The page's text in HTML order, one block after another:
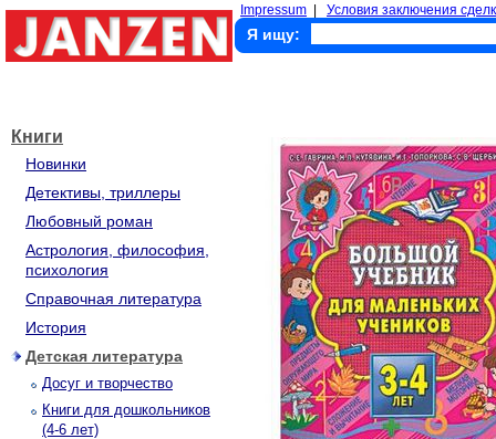
Impressum Условия заключения
Я ищу:
Книги
Новинки
Детективы, триллеры
Любовный роман
Астрология, философия,
психология
Справочная литература
История
Детская литература
Досуг и творчество
Книги для дошкольников
(4-6 лет)